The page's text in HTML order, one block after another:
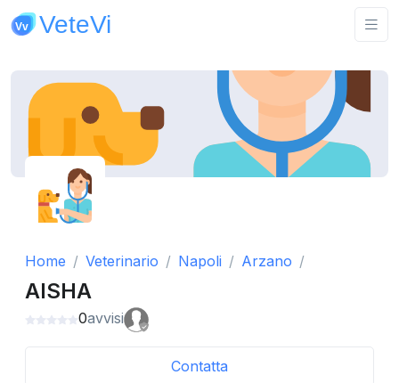
Home Veterinario Napoli Arzano
AISHA
0avvisi
Contatta